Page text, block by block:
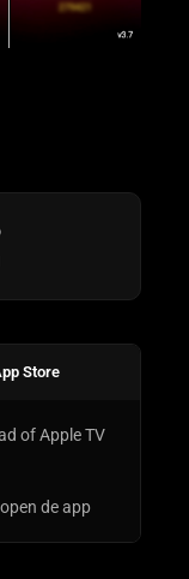
Store
of Apple TV
de app